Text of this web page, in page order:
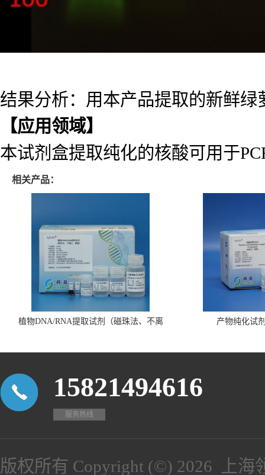
结果分析：用本产品提取的新鲜
【应用领域】
本试剂盒提取纯化的核酸可用于
相关产品：
植物DNA/RNA提取试剂（磁珠法、不离
产物纯化试
15821494616
服务热线
版权所有 Copyright (©) 2026 上